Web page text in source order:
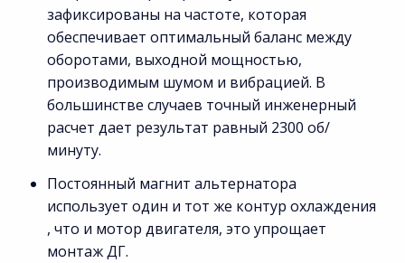
зафиксированы на частоте, которая
обеспечивает оптимальный баланс между
оборотами, выходной мощностью,
производимым шумом и вибрацией. В
большинстве случаев точный инженерный
расчет дает результат равный 2300 об/
минуту.
Постоянный магнит альтернатора
использует один и тот же контур охлаждения
, что и мотор двигателя, это упрощает
монтаж ДГ.